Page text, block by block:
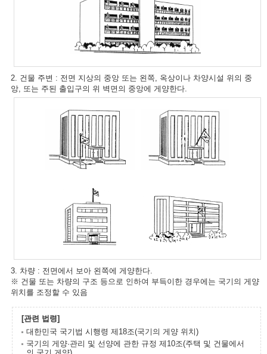
2. 건물 주변 : 전면 지상의 중앙 또는 왼쪽, 옥상이나 차양시설 위의 중
앙, 또는 주된 출입구의 위 벽면의 중앙에 게양한다.
3. 차량 : 전면에서 보아 왼쪽에 게양한다.
※ 건물 또는 차량의 구조 등으로 인하여 부득이한 경우에는 국기의 게양
위치를 조정할 수 있음
[관련 법령]
대한민국 국기법 시행령 제18조(국기의 게양 위치)
국기의 게양·관리 및 선양에 관한 규정 제10조(주택 및 건물에서